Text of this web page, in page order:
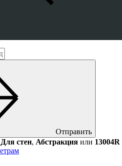
Отправить
Для стен, Абстракция или 13004R